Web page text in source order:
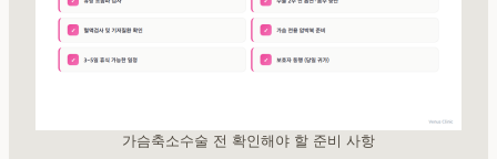
가슴축소수술 전 확인해야 할 준비 사항